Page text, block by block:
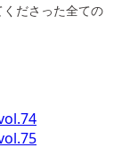
くださった全ての